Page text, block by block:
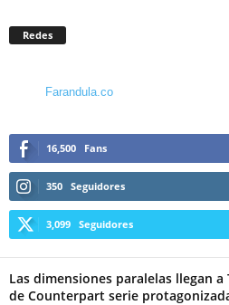
Redes
Farandula.co
16,500 Fans
350 Seguidores
3,099 Seguidores
Las dimensiones paralelas llegan a
de Counterpart serie